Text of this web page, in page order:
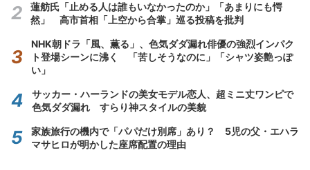
蓮舫氏「止める人は誰もいなかったのか」「あまりにも愕
然」 高市首相「上空から合掌」巡る投稿を批判
NHK朝ドラ「風、薫る」、色気ダダ漏れ俳優の強烈インパク
ト登場シーンに沸く 「苦しそうなのに」「シャツ姿艶っぽ
い」
サッカー・ハーランドの美女モデル恋人、超ミニ丈ワンピで
色気ダダ漏れ すらり神スタイルの美貌
家族旅行の機内で「パパだけ別席」あり？ 5児の父・エハラ
マサヒロが明かした座席配置の理由